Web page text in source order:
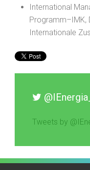
International
Programm–IMK,
Internationale
Tweets by